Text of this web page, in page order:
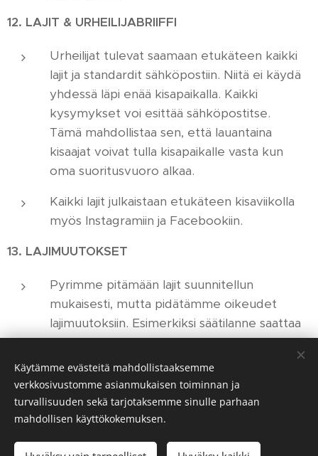
12. LAJIT & URHEILIJABRIIFFI
Urheilijat tulevat saamaan etukäteen kaikki
lajit ja standardit sähköpostiin. Niitä ei käydä
yhdessä läpi enää kisapaikalla. Kaikki
kysymykset voi esittää sähköpostitse.
Tämä mahdollistaa sen, että lauantaina
kisaajat voivat tulla kisapaikalle vasta kun
oma suoritusvuoro alkaa.
Kaikki lajit julkaistaan etukäteen kisaviikolla
myös Instagramiin ja Facebookiin.
13. LAJIMUUTOKSET
Pyrimme pitämään lajit suunnitellun
mukaisesti, mutta pidätämme oikeudet
lajimuutoksiin. Esimerkiksi säätilanne saattaa
vaatia muutoksia lajeihin.
Kysymyksiä?Ota yhteyttä: info@summerbattle.fi
Käytämme evästeitä mahdollistaaksemme
verkkosivustomme asianmukaisen toiminnan ja
turvallisuuden sekä tarjotaksemme sinulle parhaan
mahdollisen käyttökokemuksen.